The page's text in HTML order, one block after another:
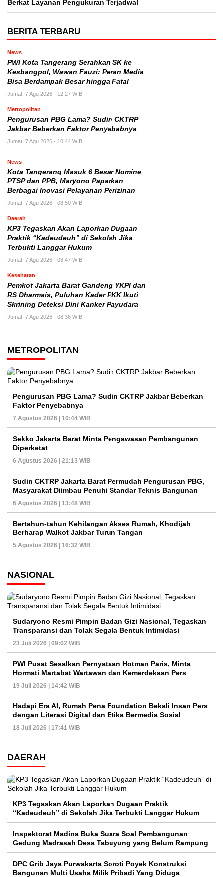
Berkat Layanan Pengukuran Terjadwal
BERITA TERBARU
News
PWI Kota Tangerang Serahkan SK ke
Kesbangpol, Wawan Fauzi: Peran Media
Bisa Berdampak Besar hingga Fatal
Jumat, 7 Agu 2026 - 12:27 WIB
Mertopolitan
Pengurusan PBG Lama? Sudin CKTRP
Jakbar Beberkan Faktor Penyebabnya
Jumat, 7 Agu 2026 - 10:44 WIB
News
Kota Tangerang Masuk 6 Besar Nomine
PTSP dan PPB, Maryono Paparkan
Berbagai Inovasi Pelayanan Perizinan
Jumat, 7 Agu 2026 - 08:50 WIB
Daerah
KP3 Tegaskan Akan Laporkan Dugaan
Praktik “Kadeudeuh” di Sekolah Jika
Terbukti Langgar Hukum
Jumat, 7 Agu 2026 - 08:47 WIB
Kesehatan
Pemkot Jakarta Barat Gandeng YKPI dan
RS Dharmais, Puluhan Kader PKK Ikuti
Skrining Deteksi Dini Kanker Payudara
Jumat, 7 Agu 2026 - 08:36 WIB
METROPOLITAN
Pengurusan PBG Lama? Sudin CKTRP Jakbar Beberkan
Faktor Penyebabnya
7 Agustus 2026 | 10:44 WIB
Sekko Jakarta Barat Minta Pengawasan Pembangunan
Diperketat
6 Agustus 2026 | 21:13 WIB
Sudin CKTRP Jakarta Barat Permudah Pengurusan PBG,
Masyarakat Diimbau Penuhi Standar Teknis Bangunan
6 Agustus 2026 | 13:48 WIB
Bertahun-tahun Kehilangan Akses Rumah, Khodijah
Berharap Walkot Jakbar Turun Tangan
5 Agustus 2026 | 16:32 WIB
NASIONAL
Sudaryono Resmi Pimpin Badan Gizi Nasional, Tegaskan
Transparansi dan Tolak Segala Bentuk Intimidasi
23 Juli 2026 | 09:02 WIB
PWI Pusat Sesalkan Pernyataan Hotman Paris, Minta
Hormati Martabat Wartawan dan Kemerdekaan Pers
19 Juli 2026 | 14:42 WIB
Hadapi Era AI, Rumah Pena Foundation Bekali Insan Pers
dengan Literasi Digital dan Etika Bermedia Sosial
18 Juli 2026 | 17:41 WIB
DAERAH
KP3 Tegaskan Akan Laporkan Dugaan Praktik
“Kadeudeuh” di Sekolah Jika Terbukti Langgar Hukum
Inspektorat Madina Buka Suara Soal Pembangunan
Gedung Madrasah Desa Tabuyung yang Belum Rampung
DPC Grib Jaya Purwakarta Soroti Poyek Konstruksi
Bangunan Multi Usaha Milik Pribadi Yang Diduga